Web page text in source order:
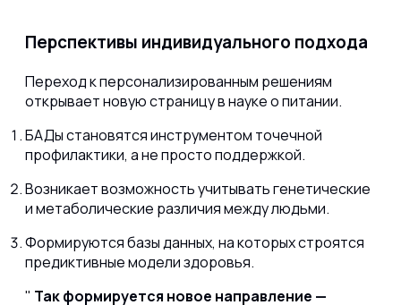
Перспективы индивидуального подхода
Переход к персонализированным решениям
открывает новую страницу в науке о питании.
БАДы становятся инструментом точечной
профилактики, а не просто поддержкой.
Возникает возможность учитывать генетические
и метаболические различия между людьми.
Формируются базы данных, на которых строятся
предиктивные модели здоровья.